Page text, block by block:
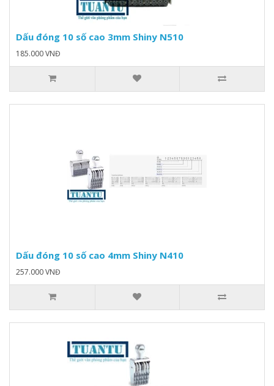
Dấu đóng 10 số cao 3mm Shiny N510
185.000 VNĐ
Dấu đóng 10 số cao 4mm Shiny N410
257.000 VNĐ